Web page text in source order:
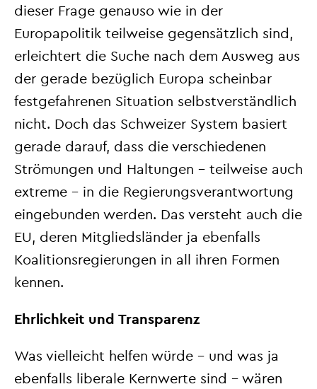
dieser Frage genauso wie in der
Europapolitik teilweise gegensätzlich sind,
erleichtert die Suche nach dem Ausweg aus
der gerade bezüglich Europa scheinbar
festgefahrenen Situation selbstverständlich
nicht. Doch das Schweizer System basiert
gerade darauf, dass die verschiedenen
Strömungen und Haltungen – teilweise auch
extreme – in die Regierungsverantwortung
eingebunden werden. Das versteht auch die
EU, deren Mitgliedsländer ja ebenfalls
Koalitionsregierungen in all ihren Formen
kennen.
Ehrlichkeit und Transparenz
Was vielleicht helfen würde – und was ja
ebenfalls liberale Kernwerte sind – wären